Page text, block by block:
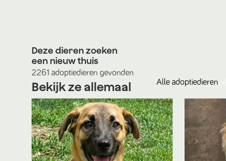
Deze dieren zoeken
een nieuw thuis
2261 adoptiedieren gevonden
Bekijk ze allemaal Alle adoptiedieren